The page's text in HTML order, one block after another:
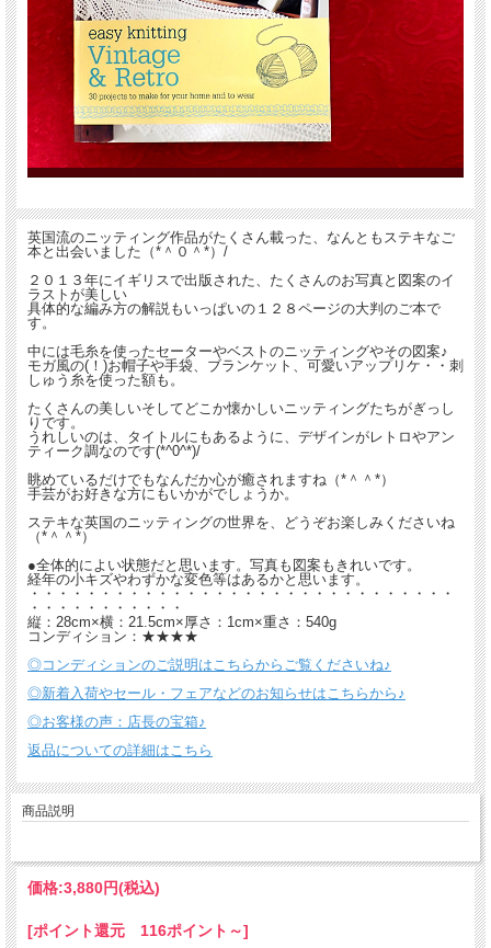
英国流のニッティング作品がたくさん載った、なんともステキなご
本と出会いました（*＾０＾*）/
２０１３年にイギリスで出版された、たくさんのお写真と図案のイ
ラストが美しい
具体的な編み方の解説もいっぱいの１２８ページの大判のご本で
す。
中には毛糸を使ったセーターやベストのニッティングやその図案♪
モガ風の(！)お帽子や手袋、ブランケット、可愛いアップリケ・・刺
しゅう糸を使った額も。
たくさんの美しいそしてどこか懐かしいニッティングたちがぎっし
りです。
うれしいのは、タイトルにもあるように、デザインがレトロやアン
ティーク調なのです(*^0^*)/
眺めているだけでもなんだか心が癒されますね（*＾＾*）
手芸がお好きな方にもいかがでしょうか。
ステキな英国のニッティングの世界を、どうぞお楽しみくださいね
（*＾＾*）
●全体的によい状態だと思います。写真も図案もきれいです。
経年の小キズやわずかな変色等はあるかと思います。
・・・・・・・・・・・・・・・・・・・・・・・・・・・・・・
・・・・・・・・・・・
縦：28cm×横：21.5cm×厚さ：1cm×重さ：540g
コンディション：★★★★
◎コンディションのご説明はこちらからご覧くださいね♪
◎新着入荷やセール・フェアなどのお知らせはこちらから♪
◎お客様の声：店長の宝箱♪
返品についての詳細はこちら
商品説明
価格:3,880円(税込)
[ポイント還元 116ポイント～]